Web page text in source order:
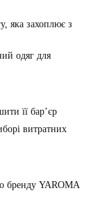
яка захоплює з
одяг для
її бар’єр
витратних
бренду YAROMA